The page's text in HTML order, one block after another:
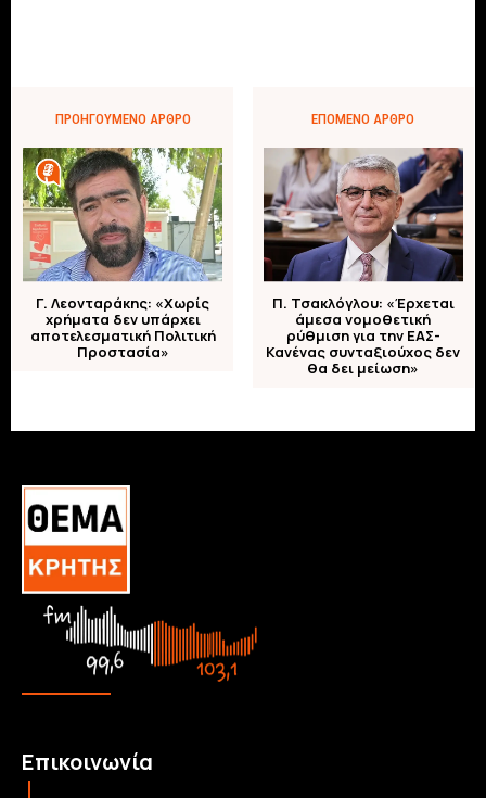
ΠΡΟΗΓΟΎΜΕΝΟ ΆΡΘΡΟ
Γ. Λεονταράκης: «Χωρίς
χρήματα δεν υπάρχει
αποτελεσματική Πολιτική
Προστασία»
ΕΠΌΜΕΝΟ ΆΡΘΡΟ
Π. Τσακλόγλου: «Έρχεται
άμεσα νομοθετική
ρύθμιση για την ΕΑΣ-
Κανένας συνταξιούχος δεν
θα δει μείωση»
Επικοινωνία